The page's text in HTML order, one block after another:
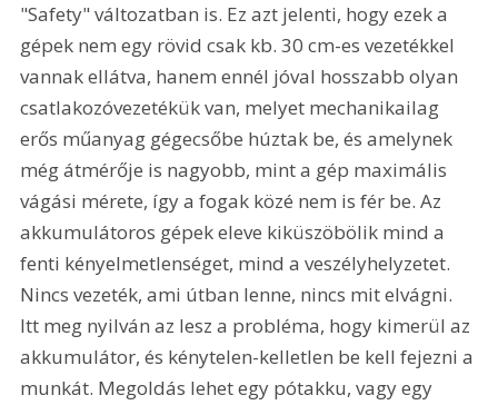
"Safety" változatban is. Ez azt jelenti, hogy ezek a
gépek nem egy rövid csak kb. 30 cm-es vezetékkel
vannak ellátva, hanem ennél jóval hosszabb olyan
csatlakozóvezetékük van, melyet mechanikailag
erős műanyag gégecsőbe húztak be, és amelynek
még átmérője is nagyobb, mint a gép maximális
vágási mérete, így a fogak közé nem is fér be. Az
akkumulátoros gépek eleve kiküszöbölik mind a
fenti kényelmetlenséget, mind a veszélyhelyzetet.
Nincs vezeték, ami útban lenne, nincs mit elvágni.
Itt meg nyilván az lesz a probléma, hogy kimerül az
akkumulátor, és kénytelen-kelletlen be kell fejezni a
munkát. Megoldás lehet egy pótakku, vagy egy